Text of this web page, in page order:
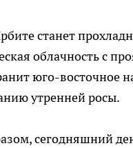
станет
облачность с
юго-восточное
утренней росы.
сегодняшний